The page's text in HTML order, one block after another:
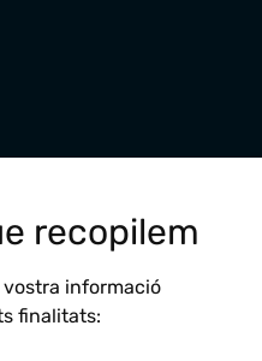
recopilem
vostra informació
finalitats: